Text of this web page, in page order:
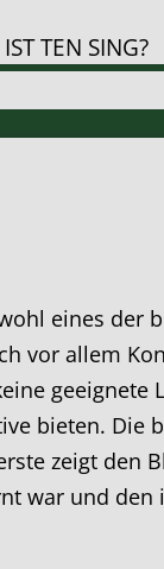
TEN SING?
eines der
vor allem
geeignete
bieten. Die
zeigt den
war und den